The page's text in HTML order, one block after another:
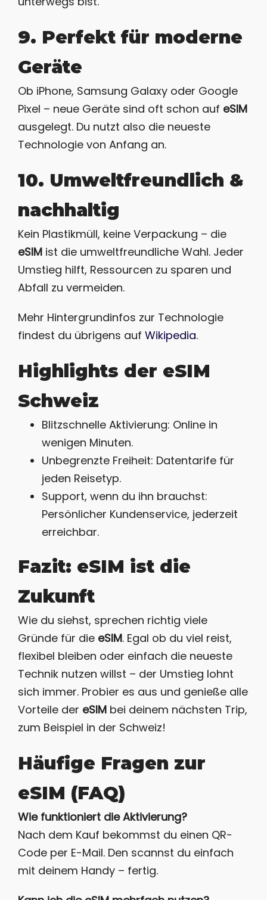
9. Perfekt für moderne
Geräte
Ob iPhone, Samsung Galaxy oder Google
Pixel – neue Geräte sind oft schon auf eSIM
ausgelegt. Du nutzt also die neueste
Technologie von Anfang an.
10. Umweltfreundlich &
nachhaltig
Kein Plastikmüll, keine Verpackung – die
eSIM ist die umweltfreundliche Wahl. Jeder
Umstieg hilft, Ressourcen zu sparen und
Abfall zu vermeiden.
Mehr Hintergrundinfos zur Technologie
findest du übrigens auf Wikipedia.
Highlights der eSIM
Schweiz
Blitzschnelle Aktivierung: Online in
wenigen Minuten.
Unbegrenzte Freiheit: Datentarife für
jeden Reisetyp.
Support, wenn du ihn brauchst:
Persönlicher Kundenservice, jederzeit
erreichbar.
Fazit: eSIM ist die
Zukunft
Wie du siehst, sprechen richtig viele
Gründe für die eSIM. Egal ob du viel reist,
flexibel bleiben oder einfach die neueste
Technik nutzen willst – der Umstieg lohnt
sich immer. Probier es aus und genieße alle
Vorteile der eSIM bei deinem nächsten Trip,
zum Beispiel in der Schweiz!
Häufige Fragen zur
eSIM (FAQ)
Wie funktioniert die Aktivierung?
Nach dem Kauf bekommst du einen QR-
Code per E-Mail. Den scannst du einfach
mit deinem Handy – fertig.